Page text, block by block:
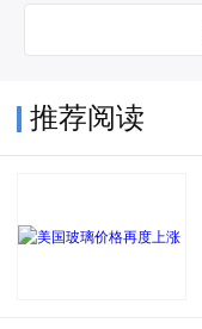
推荐阅读